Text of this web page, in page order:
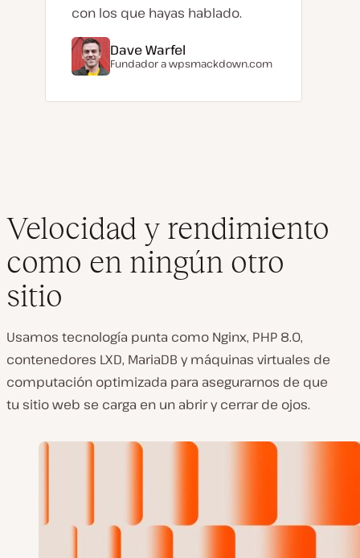
con los que hayas hablado.
Dave Warfel
Fundador awpsmackdown.com
Velocidad y rendimiento
como en ningún otro
sitio
Usamos tecnología punta como Nginx, PHP 8.0,
contenedores LXD, MariaDB y máquinas virtuales de
computación optimizada para asegurarnos de que
tu sitio web se carga en un abrir y cerrar de ojos.